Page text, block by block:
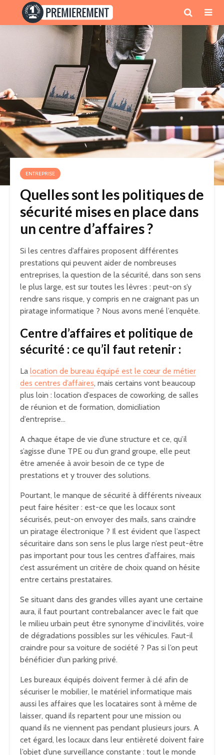
ENTREPRISE
Quelles sont les politiques de
sécurité mises en place dans
un centre d’affaires ?
Si les centres d’affaires proposent différentes
prestations qui peuvent aider de nombreuses
entreprises, la question de la sécurité, dans son sens
le plus large, est sur toutes les lèvres : peut-on s’y
rendre sans risque, y compris en ne craignant pas un
piratage informatique ? Nous avons mené l’enquête.
Centre d’affaires et politique de
sécurité : ce qu’il faut retenir :
La location de bureau équipé est le cœur de métier
des centres d’affaires, mais certains vont beaucoup
plus loin : location d’espaces de coworking, de salles
de réunion et de formation, domiciliation
d’entreprise…
A chaque étape de vie d’une structure et ce, qu’il
s’agisse d’une TPE ou d’un grand groupe, elle peut
être amenée à avoir besoin de ce type de
prestations et y trouver des solutions.
Pourtant, le manque de sécurité à différents niveaux
peut faire hésiter : est-ce que les locaux sont
sécurisés, peut-on envoyer des mails, sans craindre
un piratage électronique ? Il est évident que l’aspect
sécuritaire dans son sens le plus large n’est peut-être
pas important pour tous les centres d’affaires, mais
c’est assurément un critère de choix quand on hésite
entre certains prestataires.
Se situant dans des grandes villes ayant une certaine
aura, il faut pourtant contrebalancer avec le fait que
le milieu urbain peut être synonyme d’incivilités, voire
de dégradations possibles sur les véhicules. Faut-il
craindre pour sa voiture de société ? Pas si l’on peut
bénéficier d’un parking privé.
Les bureaux équipés doivent fermer à clé afin de
sécuriser le mobilier, le matériel informatique mais
aussi les affaires que les locataires sont à même de
laisser, quand ils repartent pour une mission ou
quand ils ne viennent pas pendant plusieurs jours. A
cet égard, les locaux dans leur entièreté doivent faire
l’objet d’une surveillance constante : tout le monde